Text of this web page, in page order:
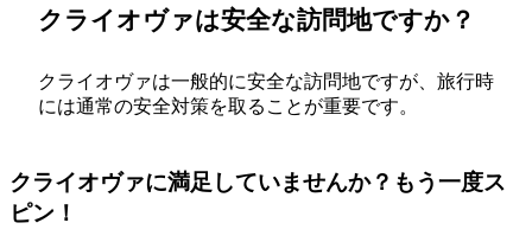
クライオヴァは安全な訪問地ですか？
クライオヴァは一般的に安全な訪問地ですが、旅行時
には通常の安全対策を取ることが重要です。
クライオヴァに満足していませんか？もう一度ス
ピン！